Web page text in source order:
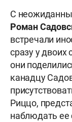
С
Роман
встречали
сразу у двоих
они
канадцу
Риццо,
наблюдать ее